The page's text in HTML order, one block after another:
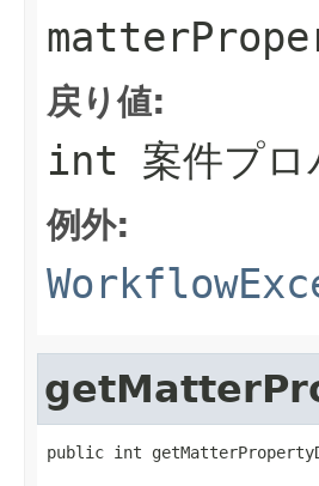
戻り値:
int 案件プロ
例外:
public int